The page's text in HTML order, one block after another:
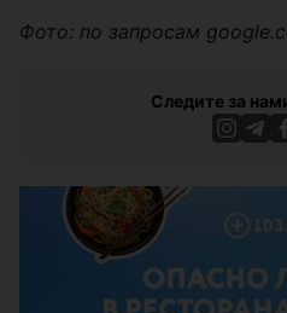
Фото: по запросам
Следите за